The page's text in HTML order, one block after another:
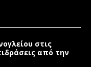
στις
από την